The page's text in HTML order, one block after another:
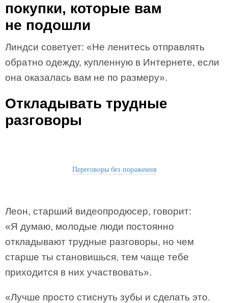
покупки, которые вам
не подошли
Линдси советует: «Не ленитесь отправлять
обратно одежду, купленную в Интернете, если
она оказалась вам не по размеру».
Откладывать трудные
разговоры
Переговоры без поражения
Леон, старший видеопродюсер, говорит:
«Я думаю, молодые люди постоянно
откладывают трудные разговоры, но чем
старше ты становишься, тем чаще тебе
приходится в них участвовать».
«Лучше просто стиснуть зубы и сделать это.